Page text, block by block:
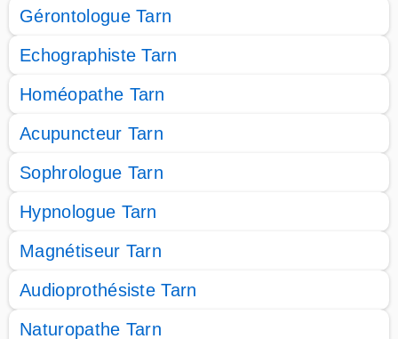
Gérontologue Tarn
Echographiste Tarn
Homéopathe Tarn
Acupuncteur Tarn
Sophrologue Tarn
Hypnologue Tarn
Magnétiseur Tarn
Audioprothésiste Tarn
Naturopathe Tarn